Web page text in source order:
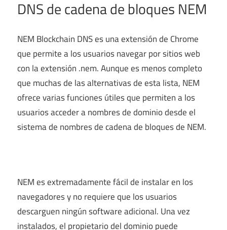
DNS de cadena de bloques NEM
NEM Blockchain DNS es una extensión de Chrome
que permite a los usuarios navegar por sitios web
con la extensión .nem. Aunque es menos completo
que muchas de las alternativas de esta lista, NEM
ofrece varias funciones útiles que permiten a los
usuarios acceder a nombres de dominio desde el
sistema de nombres de cadena de bloques de NEM.
NEM es extremadamente fácil de instalar en los
navegadores y no requiere que los usuarios
descarguen ningún software adicional. Una vez
instalados, el propietario del dominio puede